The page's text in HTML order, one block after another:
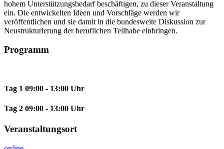
hohem Unterstützungsbedarf beschäftigen, zu dieser Veranstaltung
ein. Die entwickelten Ideen und Vorschläge werden wir
veröffentlichen und sie damit in die bundesweite Diskussion zur
Neustrukturierung der beruflichen Teilhabe einbringen.
Programm
Tag 1 09:00 - 13:00 Uhr
Tag 2 09:00 - 13:00 Uhr
Veranstaltungsort